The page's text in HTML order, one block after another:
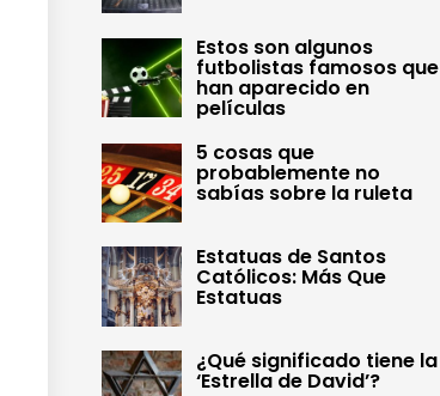
Estos son algunos
futbolistas famosos que
han aparecido en
películas
5 cosas que
probablemente no
sabías sobre la ruleta
Estatuas de Santos
Católicos: Más Que
Estatuas
¿Qué significado tiene la
‘Estrella de David’?